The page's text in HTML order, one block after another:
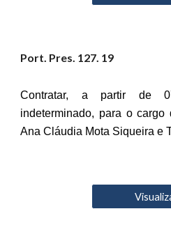
Port. Pres. 127. 19
Contratar, a partir de
indeterminado, para o
Ana Cláudia Mota Siqueira e